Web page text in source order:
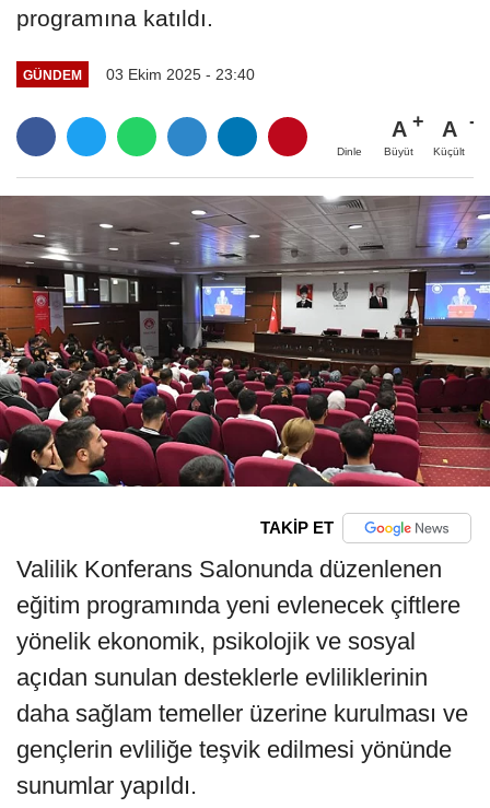
programına katıldı.
GÜNDEM 03 Ekim 2025 - 23:40
Dinle
A
Büyüt
A
Küçült
TAKİP ET
Valilik Konferans Salonunda düzenlenen
eğitim programında yeni evlenecek çiftlere
yönelik ekonomik, psikolojik ve sosyal
açıdan sunulan desteklerle evliliklerinin
daha sağlam temeller üzerine kurulması ve
gençlerin evliliğe teşvik edilmesi yönünde
sunumlar yapıldı.